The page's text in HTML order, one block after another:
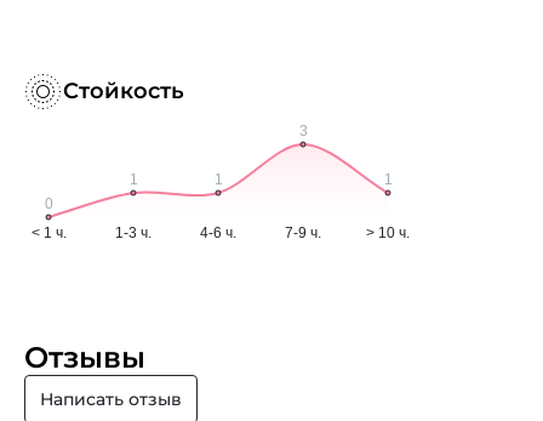
Стойкость
Отзывы
Написать отзыв